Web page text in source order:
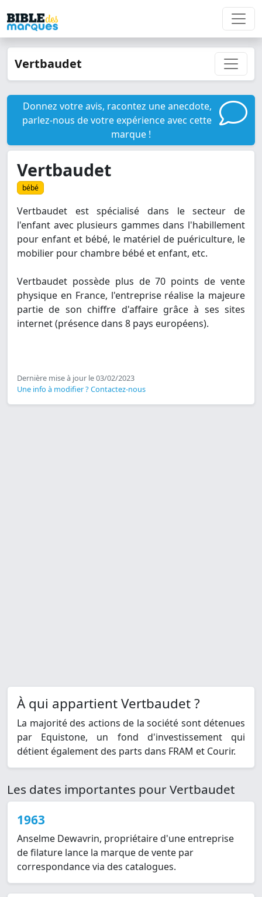
Vertbaudet
Donnez votre avis, racontez une anecdote,
parlez-nous de votre expérience avec cette
marque !
Vertbaudet
bébé
Vertbaudet est spécialisé dans le secteur de
l'enfant avec plusieurs gammes dans l'habillement
pour enfant et bébé, le matériel de puériculture, le
mobilier pour chambre bébé et enfant, etc.
Vertbaudet possède plus de 70 points de vente
physique en France, l'entreprise réalise la majeure
partie de son chiffre d'affaire grâce à ses sites
internet (présence dans 8 pays européens).
Dernière mise à jour le 03/02/2023
Une info à modifier ? Contactez-nous
À qui appartient Vertbaudet ?
La majorité des actions de la société sont détenues
par Equistone, un fond d'investissement qui
détient également des parts dans FRAM et Courir.
Les dates importantes pour Vertbaudet
1963
Anselme Dewavrin, propriétaire d'une entreprise
de filature lance la marque de vente par
correspondance via des catalogues.